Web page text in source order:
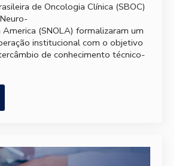
de Oncologia Clínica (SBOC)
(SNOLA) formalizaram um
institucional com o objetivo
de conhecimento técnico-